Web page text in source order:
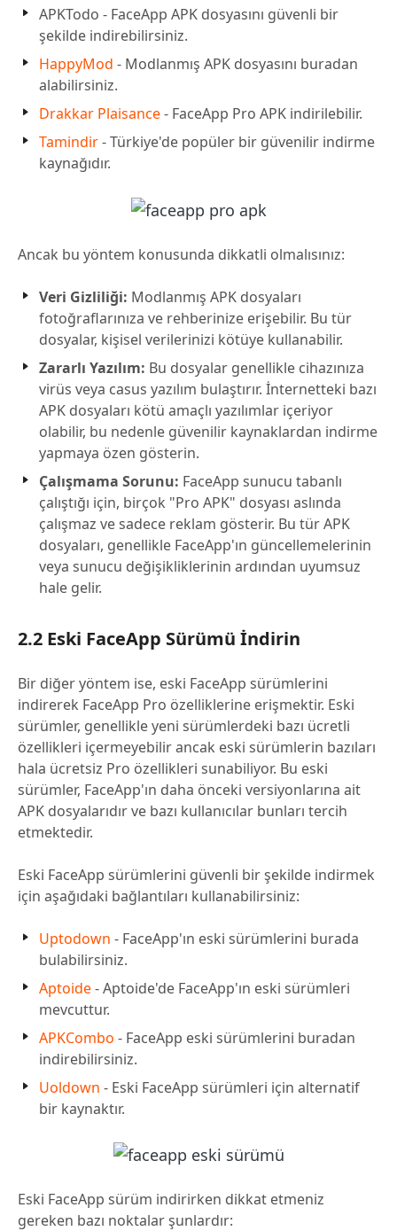
APKTodo - FaceApp APK dosyasını güvenli bir
şekilde indirebilirsiniz.
HappyMod - Modlanmış APK dosyasını buradan
alabilirsiniz.
Drakkar Plaisance- FaceApp Pro APK indirilebilir.
Tamindir- Türkiye'de popüler bir güvenilir indirme
kaynağıdır.
Ancak bu yöntem konusunda dikkatli olmalısınız:
Veri Gizliliği: Modlanmış APK dosyaları
fotoğraflarınıza ve rehberinize erişebilir. Bu tür
dosyalar, kişisel verilerinizi kötüye kullanabilir.
Zararlı Yazılım: Bu dosyalar genellikle cihazınıza
virüs veya casus yazılım bulaştırır. İnternetteki bazı
APK dosyaları kötü amaçlı yazılımlar içeriyor
olabilir, bu nedenle güvenilir kaynaklardan indirme
yapmaya özen gösterin.
Çalışmama Sorunu: FaceApp sunucu tabanlı
çalıştığı için, birçok "Pro APK" dosyası aslında
çalışmaz ve sadece reklam gösterir. Bu tür APK
dosyaları, genellikle FaceApp'ın güncellemelerinin
veya sunucu değişikliklerinin ardından uyumsuz
hale gelir.
2.2 Eski FaceApp Sürümü İndirin
Bir diğer yöntem ise, eski FaceApp sürümlerini
indirerek FaceApp Pro özelliklerine erişmektir. Eski
sürümler, genellikle yeni sürümlerdeki bazı ücretli
özellikleri içermeyebilir ancak eski sürümlerin bazıları
hala ücretsiz Pro özellikleri sunabiliyor. Bu eski
sürümler, FaceApp'ın daha önceki versiyonlarına ait
APK dosyalarıdır ve bazı kullanıcılar bunları tercih
etmektedir.
Eski FaceApp sürümlerini güvenli bir şekilde indirmek
için aşağıdaki bağlantıları kullanabilirsiniz:
Uptodown - FaceApp'ın eski sürümlerini burada
bulabilirsiniz.
Aptoide- Aptoide'de FaceApp'ın eski sürümleri
mevcuttur.
APKCombo - FaceApp eski sürümlerini buradan
indirebilirsiniz.
Uoldown - Eski FaceApp sürümleri için alternatif
bir kaynaktır.
Eski FaceApp sürüm indirirken dikkat etmeniz
gereken bazı noktalar şunlardır: